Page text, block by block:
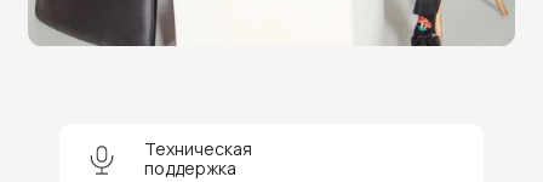
Техническая
поддержка